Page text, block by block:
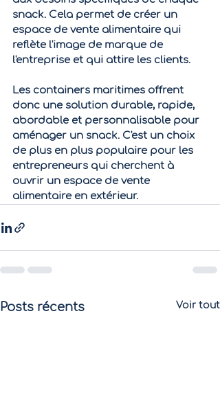
snack. Cela permet de créer un
espace de vente alimentaire qui
reflète l'image de marque de
l'entreprise et qui attire les clients.
Les containers maritimes offrent
donc une solution durable, rapide,
abordable et personnalisable pour
aménager un snack. C'est un choix
de plus en plus populaire pour les
entrepreneurs qui cherchent à
ouvrir un espace de vente
alimentaire en extérieur.
Posts récents Voir tout